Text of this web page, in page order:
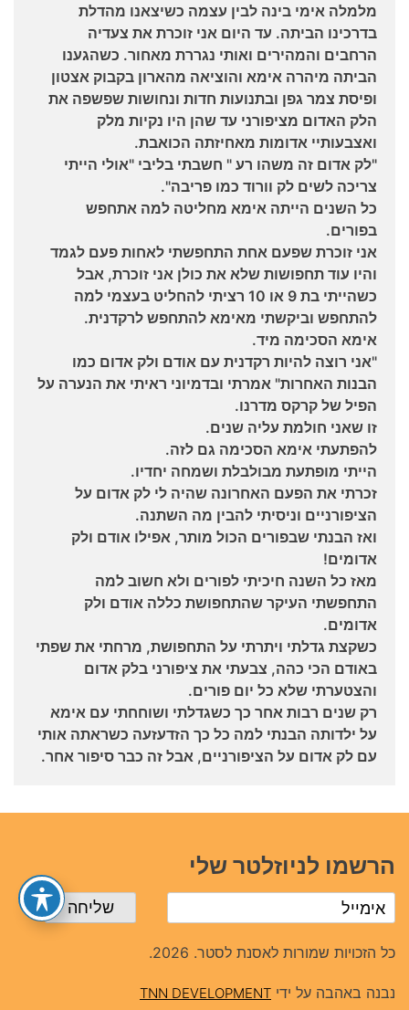
מלמלה אימי בינה לבין עצמה כשיצאנו מהדלת
בדרכינו הביתה. עד היום אני זוכרת את צעדיה
הרחבים והמהירים ואותי נגררת מאחור. כשהגענו
הביתה מיהרה אימא והוציאה מהארון בקבוק אצטון
ופיסת צמר גפן ובתנועות חדות ונחושות שפשפה את
הלק האדום מציפורני עד שהן היו נקיות מלק
ואצבעותיי אדומות מאחיזתה הכואבת.
"לק אדום זה משהו רע " חשבתי בליבי "אולי הייתי
צריכה לשים לק וורוד כמו פריבה".
כל השנים הייתה אימא מחליטה למה אתחפש
בפורים.
אני זוכרת שפעם אחת התחפשתי לאחות פעם לגמד
והיו עוד תחפושות שלא את כולן אני זוכרת, אבל
כשהייתי בת 9 או 10 רציתי להחליט בעצמי למה
להתחפש וביקשתי מאימא להתחפש לרקדנית.
אימא הסכימה מיד.
"אני רוצה להיות רקדנית עם אודם ולק אדום כמו
הבנות האחרות" אמרתי ובדמיוני ראיתי את הנערה על
הפיל של קרקס מדרנו.
זו שאני חולמת עליה שנים.
להפתעתי אימא הסכימה גם לזה.
הייתי מופתעת מבולבלת ושמחה יחדיו.
זכרתי את הפעם האחרונה שהיה לי לק אדום על
הציפורניים וניסיתי להבין מה השתנה.
ואז הבנתי שבפורים הכול מותר, אפילו אודם ולק
אדומים!
מאז כל השנה חיכיתי לפורים ולא חשוב למה
התחפשתי העיקר שהתחפושת כללה אודם ולק
אדומים.
כשקצת גדלתי ויתרתי על התחפושת, מרחתי את שפתי
באודם הכי כהה, צבעתי את ציפורני בלק אדום
והצטערתי שלא כל יום פורים.
רק שנים רבות אחר כך כשגדלתי ושוחחתי עם אימא
על ילדותה הבנתי למה כל כך הזדעזעה כשראתה אותי
עם לק אדום על הציפורניים, אבל זה כבר סיפור אחר.
הרשמו לניוזלטר שלי
כל הזכויות שמורות לאסנת לסטר. 2026.
נבנה באהבה על ידי TNN DEVELOPMENT